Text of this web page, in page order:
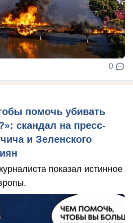
0
помочь убивать
скандал на пресс-
и Зеленского
показал истинное